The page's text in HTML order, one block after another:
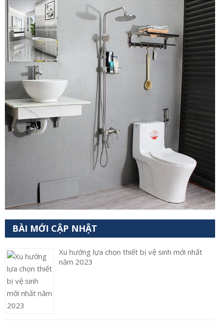
BÀI MỚI CẬP NHẬT
Xu hướng lựa chọn thiết bị vệ sinh mới nhất
năm 2023